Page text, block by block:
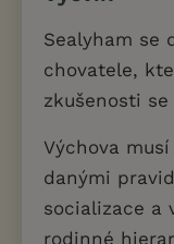
Sealyham se
chovatele,
zkušenosti se
Výchova
danými
socializace a
rodinné